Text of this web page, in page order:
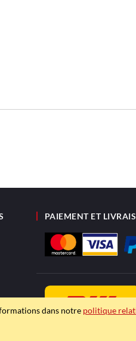
dans notre politique
PAIEMENT ET